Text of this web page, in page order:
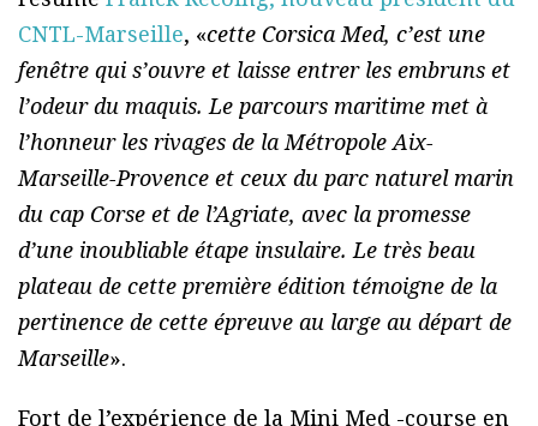
CNTL-Marseille, «cette Corsica Med, c’est une
fenêtre qui s’ouvre et laisse entrer les embruns et
l’odeur du maquis. Le parcours maritime met à
l’honneur les rivages de la Métropole Aix-
Marseille-Provence et ceux du parc naturel marin
du cap Corse et de l’Agriate, avec la promesse
d’une inoubliable étape insulaire. Le très beau
plateau de cette première édition témoigne de la
pertinence de cette épreuve au large au départ de
Marseille».
Fort de l’expérience de la Mini Med -course en